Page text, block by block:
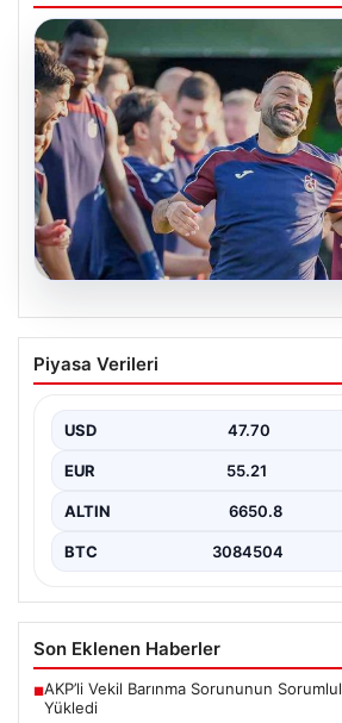
06.08.2026
Salah, Trabzonspor’da İlk
Çıkarak Takımına Entegre
bordo-mavili forma ile ilk resmi
taraftarların…
Piyasa Verileri
USD 47.70
EUR 55.21
ALTIN 6650.8
BTC 3084504
Son Eklenen Haberler
■AKP’li Vekil Barınma Sorununun
Yükledi